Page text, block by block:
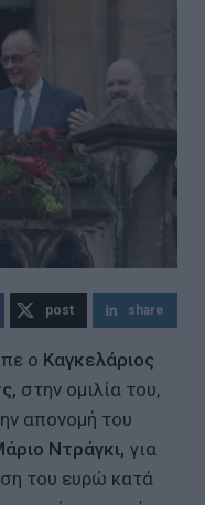
post share
ο Καγκελάριος
στην ομιλία του,
απονομή του
Ντράγκι, για
του ευρώ κατά